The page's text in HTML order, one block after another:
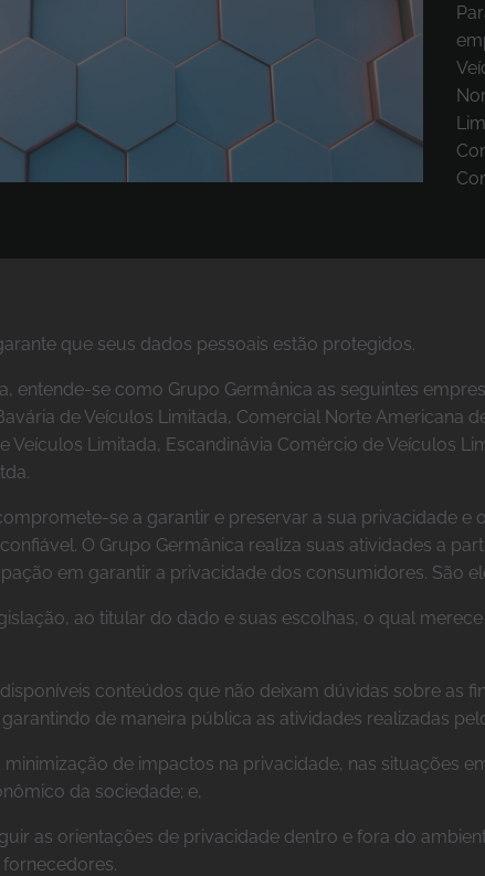
que seus dados pessoais estão protegidos.
entende-se como Grupo Germânica as seguintes
de Veículos Limitada, Comercial Norte Americana
Veículos Limitada, Escandinávia Comércio de Veículos
se a garantir e preservar a sua privacidade
O Grupo Germânica realiza suas atividades a
em garantir a privacidade dos consumidores. São
ao titular do dado e suas escolhas, o qual
conteúdos que não deixam dúvidas sobre as
de maneira pública as atividades realizadas
de impactos na privacidade, nas situações
da sociedade; e,
as orientações de privacidade dentro e fora do